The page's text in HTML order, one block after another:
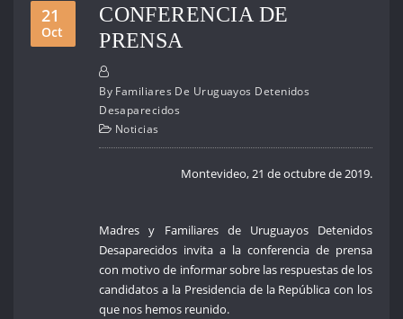
21
Oct
CONFERENCIA DE
PRENSA
By Familiares De Uruguayos Detenidos
Desaparecidos
Noticias
Montevideo, 21 de octubre de 2019.
Madres y Familiares de Uruguayos Detenidos
Desaparecidos invita a la conferencia de prensa
con motivo de informar sobre las respuestas de los
candidatos a la Presidencia de la República con los
que nos hemos reunido.